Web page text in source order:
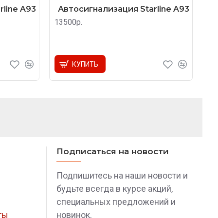
A93
Автосигнализация Starline A93
13500р.
КУПИТЬ
Подписаться на новости
Подпишитесь на наши новости и
будьте всегда в курсе акций,
специальных предложений и
новинок.